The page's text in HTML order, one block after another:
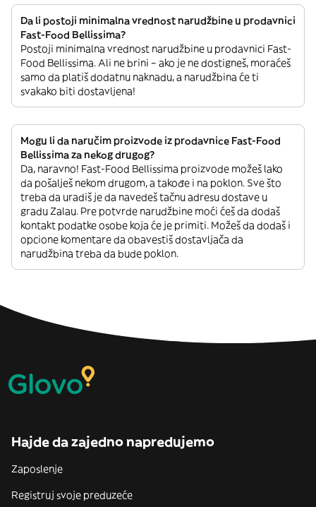
Da li postoji minimalna vrednost narudžbine u prodavnici
Fast-Food Bellissima?
Postoji minimalna vrednost narudžbine u prodavnici Fast-
Food Bellissima. Ali ne brini – ako je ne dostigneš, moraćeš
samo da platiš dodatnu naknadu, a narudžbina će ti
svakako biti dostavljena!
Mogu li da naručim proizvode iz prodavnice Fast-Food
Bellissima za nekog drugog?
Da, naravno! Fast-Food Bellissima proizvode možeš lako
da pošalješ nekom drugom, a takođe i na poklon. Sve što
treba da uradiš je da navedeš tačnu adresu dostave u
gradu Zalau. Pre potvrde narudžbine moći ćeš da dodaš
kontakt podatke osobe koja će je primiti. Možeš da dodaš i
opcione komentare da obavestiš dostavljača da
narudžbina treba da bude poklon.
Hajde da zajedno napredujemo
Zaposlenje
Registruj svoje preduzeće